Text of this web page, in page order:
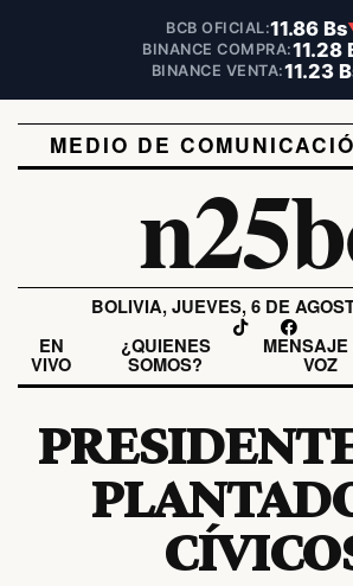
BCB OFICIAL:11.86 Bs
BINANCE COMPRA:11.28
BINANCE VENTA:11.23
MEDIO DE
BOLIVIA, JUEVES, 6 DE
EN
VIVO
¿QUIENES
SOMOS?
MENSAJE
VOZ